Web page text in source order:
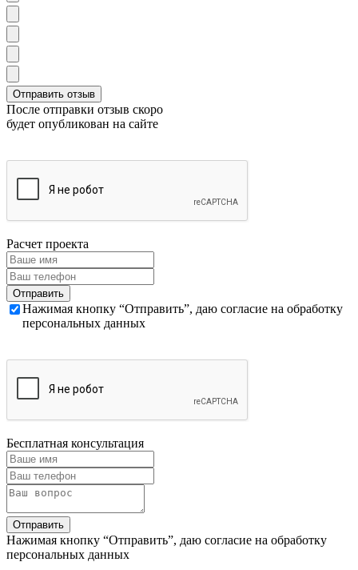
После отправки отзыв скоро
будет опубликован на сайте
Расчет проекта
Нажимая кнопку “Отправить”, даю согласие на обработку
персональных данных
Бесплатная консультация
Нажимая кнопку “Отправить”, даю согласие на обработку
персональных данных